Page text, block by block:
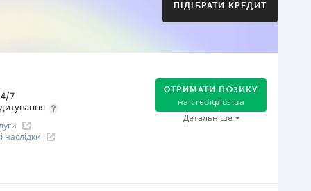
Через термінали самообслуговування
переоформлена 21.03.2024 р.
ПІДІБРАТИ КРЕДИТ
7
ОТРИМАТИ ПОЗИКУ
на creditplus.ua
Детальніше